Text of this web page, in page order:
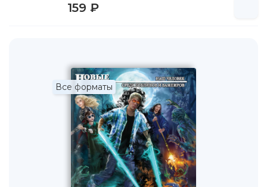
159 ₽
Все форматы